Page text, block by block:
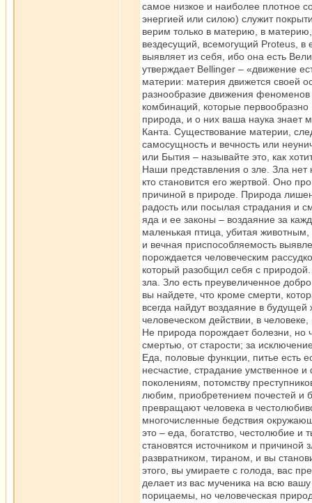
самое низкое и наиболее плотное
энергией или силою) служит
верим только в материю, в
вездесущий, всемогущий Proteus, в
выявляет из себя, ибо она есть
утверждает Bellinger – «движение
материи: материя движется своей
разнообразие движения феноменов
комбинаций, которые
природа, и о них ваша наука знает
Канта. Существование материи,
самосущность и вечность или
или Бытия – называйте это, как
Наши представления о зле. Зла нет
кто становится его жертвой. Оно
причиной в природе. Природа
радость или посылая страдания и
яда и ее законы – воздаяние за
маленькая птица, убитая
и вечная приспособляемость
порождается человеческим
который разобщил себя с
зла. Зло есть преувеличенное
вы найдете, что кроме смерти,
всегда найдут воздаяние в
человеческом действии, в
Не природа порождает болезни, но
смертью, от старости; за
Еда, половые функции, питье есть
несчастие, страдание умственное
поколениям, потомству
любим, приобретением почестей и
превращают человека в
многочисленные бедствия
это – еда, богатство, честолюбие
становятся источником и причиной
развратником, тираном, и вы
этого, вы умираете с голода, вас
делает из вас мученика на всю
порицаемы, но человеческая